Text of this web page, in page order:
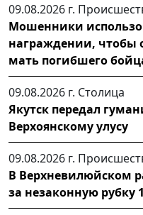
09.08.2026 г.
Мошенники
награждении, чтобы
мать погибшего
09.08.2026 г. Столица
Якутск передал
Верхоянскому улусу
09.08.2026 г.
В Верхневилюйском
за незаконную рубку